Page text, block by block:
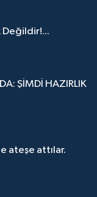
Değildir!...
ŞİMDİ HAZIRLIK
ateşe attılar.